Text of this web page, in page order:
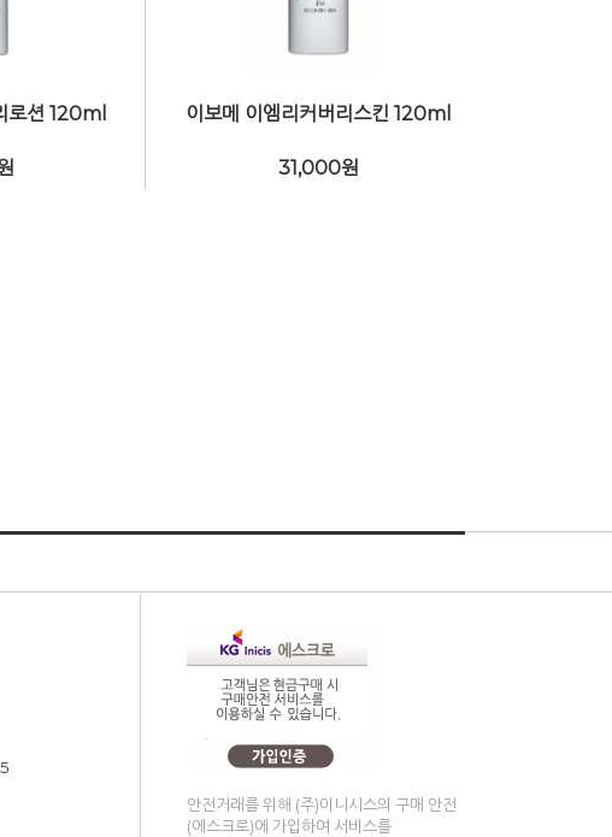
로션 120ml 이보메 이엠리커버리스킨 120ml
31,000원
안전거래를 위해 (주)이니시스의 구매 안전
(에스크로)에 가입하여 서비스를